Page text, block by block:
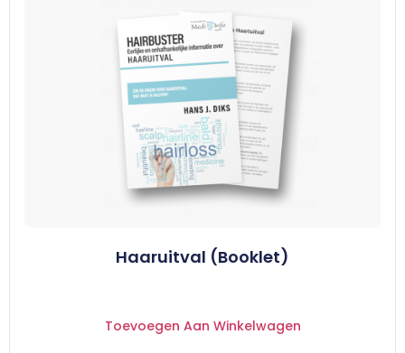
Haaruitval (Booklet)
Toevoegen Aan Winkelwagen